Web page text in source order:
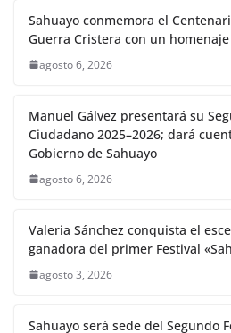
Sahuayo conmemora el
Guerra Cristera con un
agosto 6, 2026
Manuel Gálvez presentará su
Ciudadano 2025–2026; dará
Gobierno de Sahuayo
agosto 6, 2026
Valeria Sánchez conquista el
ganadora del primer Festival
agosto 3, 2026
Sahuayo será sede del Segundo